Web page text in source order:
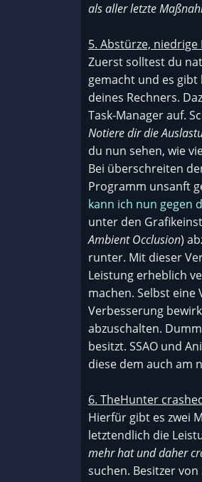
als aller letzte
5. Abstürze, niedrige
Zuerst solltest du
gemacht und es gibt
deines Rechners.
Task-Manager auf.
Notiere dir die
du nun sehen, wie
Bei überschreiten
Programm unsanft
kann ich nun gegen
unter den
Ambient Occlusion)
runter. Mit dieser
Leistung erheblich
machen. Selbst
Verbesserung
abzuschalten.
besitzt. SSAO und
diese dem auch am
6. TheHunter
Hierfür gibt es zwei
letztendlich die
mehr hat und daher
suchen. Besitzer